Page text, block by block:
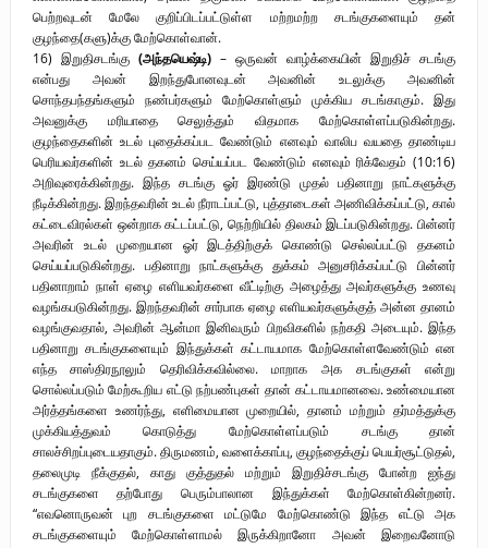
பெற்றவுடன் மேலே குறிப்பிடப்பட்டுள்ள மற்றமற்ற சடங்குகளையும் தன்
குழந்தை(களு)க்கு மேற்கொள்வான்.
16) இறுதிசடங்கு (அந்தயெஷ்டி)– ஒருவன் வாழ்க்கையின் இறுதிச் சடங்கு
என்பது அவன் இறந்துபோனவுடன் அவனின் உடலுக்கு அவனின்
சொந்தபந்தங்களும் நண்பர்களும் மேற்கொள்ளும் முக்கிய சடங்காகும். இது
அவனுக்கு மரியாதை செலுத்தும் விதமாக மேற்கொள்ளப்படுகின்றது.
குழந்தைகளின் உடல் புதைக்கப்பட வேண்டும் எனவும் வாலிப வயதை தாண்டிய
பெரியவர்களின் உடல் தகனம் செய்யப்பட வேண்டும் எனவும் ரிக்வேதம் (10:16)
அறிவுரைக்கின்றது. இந்த சடங்கு ஓர் இரண்டு முதல் பதினாறு நாட்களுக்கு
நீடிக்கின்றது. இறந்தவரின் உடல் நீராடப்பட்டு, புத்தாடைகள் அணிவிக்கப்பட்டு, கால்
கட்டைவிரல்கள் ஒன்றாக கட்டப்பட்டு, நெற்றியில் திலகம் இடப்படுகின்றது. பின்னர்
அவரின் உடல் முறையான ஓர் இடத்திற்குக் கொண்டு செல்லப்பட்டு தகனம்
செய்யப்படுகின்றது. பதினாறு நாட்களுக்கு துக்கம் அனுசரிக்கப்பட்டு பின்னர்
பதினாறாம் நாள் ஏழை எளியவர்களை வீட்டிற்கு அழைத்து அவர்களுக்கு உணவு
வழங்கபடுகின்றது. இறந்தவரின் சார்பாக ஏழை எளியவர்களுக்குத் அன்ன தானம்
வழங்குவதால், அவரின் ஆன்மா இனிவரும் பிறவிகளில் நற்கதி அடையும். இந்த
பதினாறு சடங்குகளையும் இந்துக்கள் கட்டாயமாக மேற்கொள்ளவேண்டும் என
எந்த சாஸ்திரநூலும் தெரிவிக்கவில்லை. மாறாக அக சடங்குகள் என்று
சொல்லப்படும் மேற்கூறிய எட்டு நற்பண்புகள் தான் கட்டாயமானவை. உண்மையான
அர்த்தங்களை உணர்ந்து, எளிமையான முறையில், தானம் மற்றும் தர்மத்துக்கு
முக்கியத்துவம் கொடுத்து மேற்கொள்ளப்படும் சடங்கு தான்
சாலச்சிறப்புடையதாகும். திருமணம், வளைக்காப்பு, குழந்தைக்குப் பெயர்சூட்டுதல்,
தலைமுடி நீக்குதல், காது குத்துதல் மற்றும் இறுதிச்சடங்கு போன்ற ஐந்து
சடங்குகளை தற்போது பெரும்பாலான இந்துக்கள் மேற்கொள்கின்றனர்.
“எவனொருவன் புற சடங்குகளை மட்டுமே மேற்கொண்டு இந்த எட்டு அக
சடங்குகளையும் மேற்கொள்ளாமல் இருக்கிறானோ அவன் இறைவனோடு